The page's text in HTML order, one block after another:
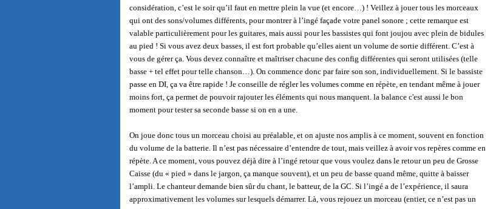
considération, c’est le soir qu’il faut en mettre plein la vue (et encore…) ! Veillez à jouer tous les morceaux
qui ont des sons/volumes différents, pour montrer à l’ingé façade votre panel sonore ; cette remarque est
valable particulièrement pour les guitares, mais aussi pour les bassistes qui font joujou avec plein de bidules
au pied ! Si vous avez deux basses, il est fort probable qu’elles aient un volume de sortie différent. C’est à
vous de gérer ça. Vous devez connaître et maîtriser chacune des config différentes qui seront utilisées (telle
basse + tel effet pour telle chanson…). On commence donc par faire son son, individuellement. Si le bassiste
passe en DI, ça va être rapide ! Je conseille de régler les volumes comme en répète, en tendant même à jouer
moins fort, ça permet de pouvoir rajouter les éléments qui nous manquent. la balance c'est aussi le bon
moment pour tester sa seconde basse si on en a une.
On joue donc tous un morceau choisi au préalable, et on ajuste nos amplis à ce moment, souvent en fonction
du volume de la batterie. Il n’est pas nécessaire d’entendre de tout, mais veillez à avoir vos repères comme en
répète. A ce moment, vous pouvez déjà dire à l’ingé retour que vous voulez dans le retour un peu de Grosse
Caisse (du « pied » dans le jargon, ça manque souvent), et un peu de basse quand même, quitte à baisser
l’ampli. Le chanteur demande bien sûr du chant, le batteur, de la GC. Si l’ingé a de l’expérience, il saura
approximativement les volumes sur lesquels démarrer. Là, vous rejouez un morceau (entier, ce n’est pas un